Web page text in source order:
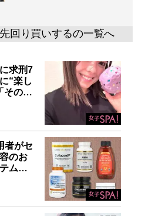
回り買いするの一覧へ
求刑7
“楽し
その…
者がセ
のお
テム…